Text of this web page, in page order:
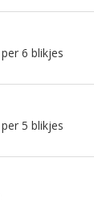
per 6 blikjes
per 5 blikjes